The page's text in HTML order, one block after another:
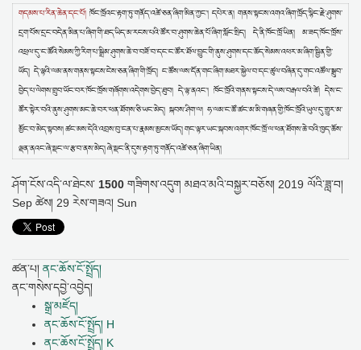
གདམས་པ་རིན་ཆེན་དང་པོ། ཁོང་ཁྲོའང་རྟག་ཏུ་གནོད་འཚེ་ཅན་ཞིག་མིན་ཀྱང་། དཔེར་ན། གནས་སྟངས་འགའ་ཞིག་ཁྲོད་སྙིང་རྗེ་ཤུགས་
དྲག་པོས་དྲང་བདེན་མིན་པ་ཞིག་གི་ཐད་ཡིད་མ་རངས་པའི་ཚོར་བ་ཤུགས་ཆེན་པོ་ཞིག་སློང་སྲིད། དེ་ནི་ཁོང་ཁྲོ་ཡིན། མ་ཟད་ཁོང་ཁྲོས་
འཕྲལ་དུ་ང་ཚོའི་སེམས་ཀྱི་རིག་པ་སྒྲིམ་ཤུགས་ཆེ་བ་བཟོ་བ་དང་ང་ཚོར་ཐོལ་བྱུང་གི་ནུས་ཤུགས་དང་ཆོད་སེམས་འཕར་མ་ཞིག་སྦྱིན་གྱི་
ཡོད། དེ་ལྟའི་ལམ་ནས་གནས་སྟངས་ངེས་ཅན་ཞིག་གི་ཁྲོད། ང་ཚོས་ལས་དོན་གང་ཞིག་མཐར་སྐྱེལ་བ་དང་ཚུལ་བཞིན་དུ་གང་འཚོལ་སྒྲུབ་
བྱེད་པ་ལེགས་གྲུབ་ཡོང་བར་ཁོང་ཁྲོས་གཞོགས་འདེགས་བྱེད་ཐུབ། དེ་ལྟ་ནའང་། ཁོང་ཁྲོའི་གནས་སྟངས་དེ་ལས་བརྒལ་བའི་ཚེ། དེས་ང་
ཚོར་སྟེར་བའི་ནུས་ཤུགས་མང་ཆེ་བར་ཕན་ཐོགས་ཅི་ཡང་མེད། སྐབས་ཤིག་ལ། ཧ་ལམ་ང་ཚོ་ཚང་མ་མི་གཞན་གྱི་ཁོང་ཁྲོའི་ཡུལ་དུ་གྱུར་མ་
མྱོང་བ་མེད་སྟབས། ཚང་མས་དེའི་འབྲས་བུ་ངན་པ་རྣམས་མྱངས་ཡོད། གང་ལྟར་ཡང་སྐབས་འགར་ཁོང་ཁྲོ་ལ་ཕན་ཐོགས་ཆེ་བའི་ཁྱད་ཆོས་
ལྡན་ནའང་ཞེ་སྡང་ལ་རྩ་བ་ནས་མེད། ཞེ་སྡང་ནི་དུས་རྟག་ཏུ་གནོད་འཚེ་ཅན་ཞིག་ཡིན།
ཤོག་ངོས་འདི་ལ་ཐེངས་ 1500 གཟིགས་འདུག མཐའ་མའི་བསྐྱར་བཅོས། 2019 ལོའི་ཟླ་བ།
Sep ཚེས། 29 རེས་གཟའ། Sun
ཚན་པ། ནང་ཆོས་ངོ་སྤྲོད།
ནང་གསེས་དབྱེ་འབྱེད།
སྒྲ་མཛོད།
ནང་ཆོས་ངོ་སྤྲོད། H
ནང་ཆོས་ངོ་སྤྲོད། K